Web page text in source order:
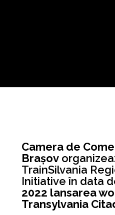
Camera de
Brașov
TrainSilvania
Initiative în data
2022 lansarea
Transylvania